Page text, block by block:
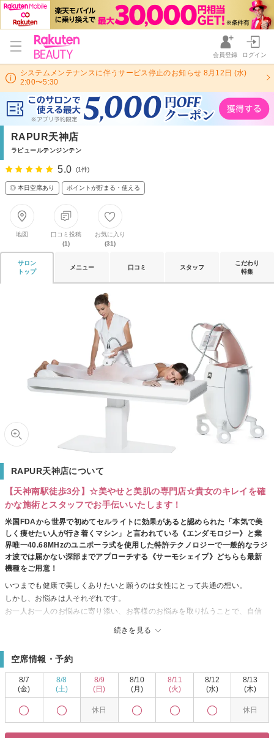
会員登録 ログイン
システムメンテナンスに伴うサービス停止のお知らせ 8月12日 (水)
2:00〜5:30
RAPUR天神店
ラピュールテンジンテン
5.0 (1件)
◎ 本日空席あり ポイントが貯まる・使える
地図
口コミ投稿
(1)
お気に入り
(31)
サロン
トップ
メニュー 口コミ スタッフ
こだわり
特集
RAPUR天神店について
【天神南駅徒歩3分】☆美やせと美肌の専門店☆貴女のキレイを確
かな施術とスタッフでお手伝いいたします！
米国FDAから世界で初めてセルライトに効果があると認められた「本気で美
しく痩せたい人が行き着くマシン」と言われている《エンダモロジー》と業
界唯一40.68MHzのユニポーラ式を使用した特許テクノロジーで一般的なラジ
オ波では届かない深部までアプローチする《サーモシェイプ》どちらも最新
機種をご用意！
続きを見る
いつまでも健康で美しくありたいと願うのは女性にとって共通の想い。
しかし、お悩みは人それぞれです。
お一人お一人のお悩みに寄り添い、お客様のお悩みを取り払うことで、自信
それが私たちの想いです。
そのためにRAPURでは、
お客様に『確かな結果』を提供できる
ています。
空席情報・予約
8/7
(金)
8/8
(土)
8/9
(日)
休日
8/10
(月)
8/11
(火)
8/12
(水)
8/13
(木)
休日